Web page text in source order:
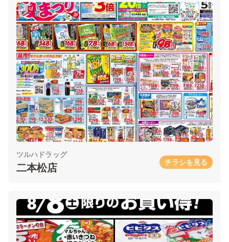
ツルハドラッグ
二本松店 チラシを見る